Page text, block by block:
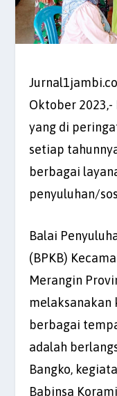
Oktober 2023,-
yang di
setiap
berbagai
penyuluhan/
Balai
(BPKB)
Merangin
melaksanakan
berbagai
adalah
Bangko,
Babinsa